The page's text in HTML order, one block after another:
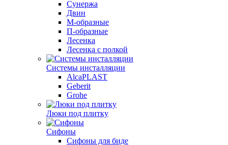
Сунержа
Двин
М-образные
П-образные
Лесенка
Лесенка с полкой
Системы инсталляции
AlcaPLAST
Geberit
Grohe
Люки под плитку
Сифоны
Сифoны для биде